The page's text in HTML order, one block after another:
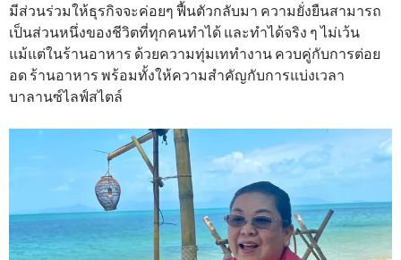
มีส่วนร่วมให้ธุรกิจจะค่อยๆ ฟื้นตัวกลับมา ความยั่งยืนสามารถ
เป็นส่วนหนึ่งของชีวิตที่ทุกคนทำได้ และทำได้จริง ๆ ไม่เว้น
แม้แต่ในร้านอาหาร ด้วยความทุ่มเททำงาน ควบคู่กับการต่อย
อด ร้านอาหาร พร้อมทั้งให้ความสำคัญกับการแบ่งเวลา
บาลานซ์ไลฟ์สไตล์